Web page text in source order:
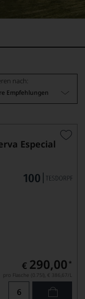
nach:
Empfehlungen
Especial
€ 290,00 *
pro Flasche (0.75l), € 386,67/L